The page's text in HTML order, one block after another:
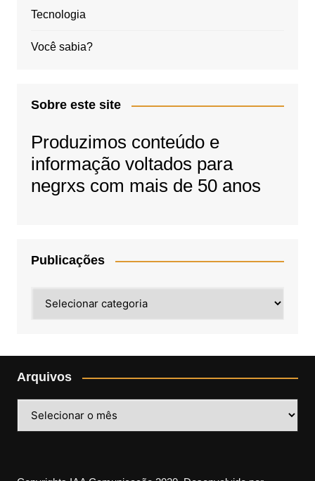
Tecnologia
Você sabia?
Sobre este site
Produzimos conteúdo e
informação voltados para
negrxs com mais de 50 anos
Publicações
Arquivos